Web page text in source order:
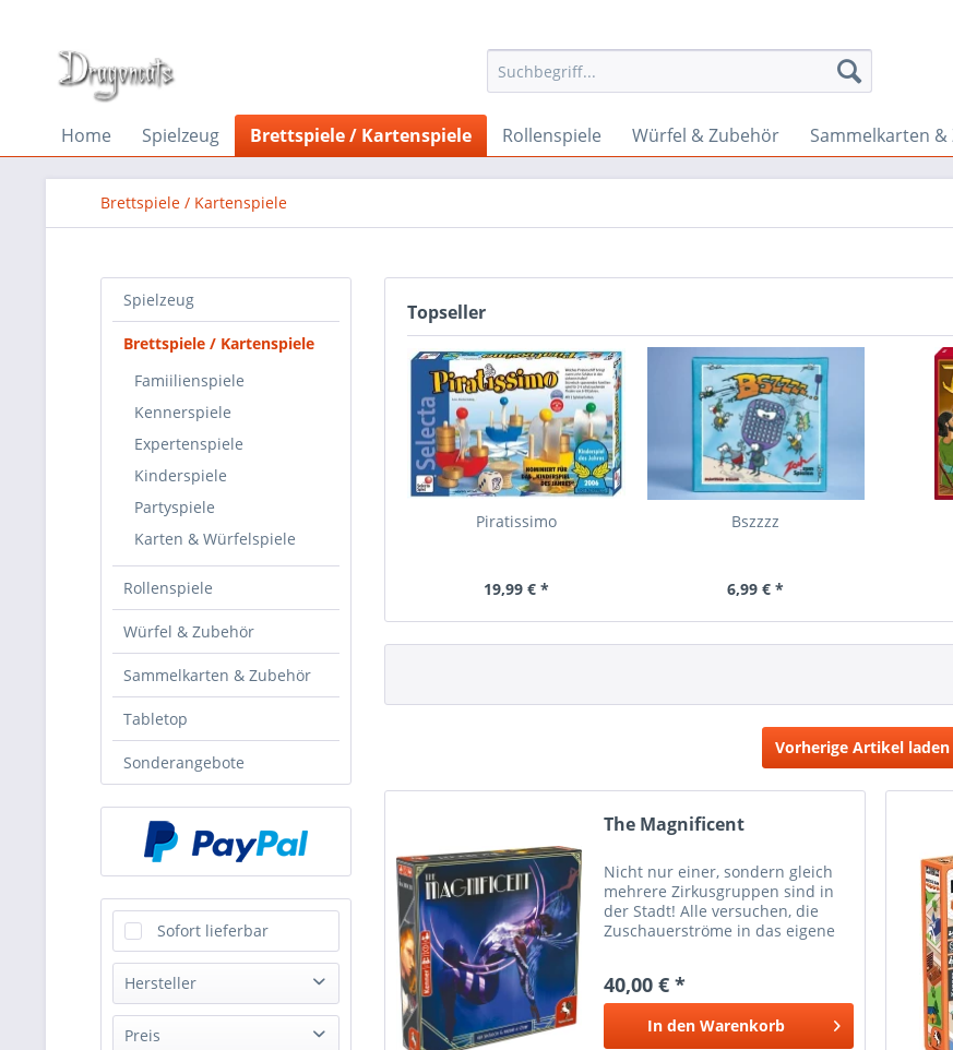
Home Spielzeug Brettspiele / Kartenspiele Rollenspiele Würfel & Zubehör Sammelkarten
Brettspiele / Kartenspiele
Spielzeug
Brettspiele / Kartenspiele
Famiilienspiele
Kennerspiele
Expertenspiele
Kinderspiele
Partyspiele
Karten & Würfelspiele
Rollenspiele
Würfel & Zubehör
Sammelkarten & Zubehör
Tabletop
Sonderangebote
Sofort lieferbar
Hersteller
Abacusspiele
Preis
Topseller
Piratissimo
19,99 € *
Bszzzz
6,99 € *
Vorherige Artikel laden
The Magnificent
Nicht nur einer, sondern gleich
mehrere Zirkusgruppen sind in
der Stadt! Alle versuchen, die
Zuschauerströme in das eigene
Artistennummern zu begeistern.
Doch Einnahmen gibt es nur,
wenn es auch...
40,00 € *
In den Warenkorb